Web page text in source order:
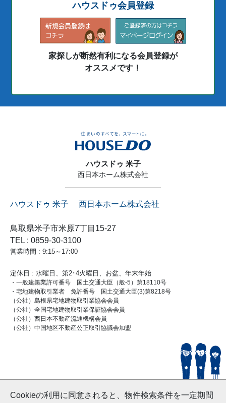
Cookieの利用に同意されると、物件検索条件を一定期間
ハウスドゥ会員登録
家探しが断然有利になる会員登録が
オススメです！
ハウスドゥ 米子
西日本ホーム株式会社
ハウスドゥ 米子 西日本ホーム株式会社
鳥取県米子市米原7丁目15-27
TEL : 0859-30-3100
営業時間 : 9:15～17:00
定休日 : 水曜日、第2･4火曜日、お盆、年末年始
・一般建築業許可番号 国土交通大臣（般-5）第18110号
・宅地建物取引業者 免許番号 国土交通大臣(3)第8218号
（公社）島根県宅地建物取引業協会会員
（公社）全国宅地建物取引業保証協会会員
（公社）西日本不動産流通機構会員
（公社）中国地区不動産公正取引協議会加盟
© HouseDoYonago